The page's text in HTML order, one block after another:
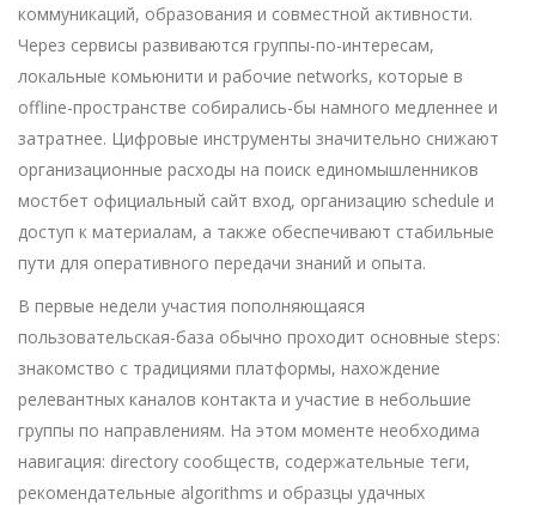
коммуникаций, образования и совместной активности.
Через сервисы развиваются группы-по-интересам,
локальные комьюнити и рабочие networks, которые в
offline-пространстве собирались-бы намного медленнее и
затратнее. Цифровые инструменты значительно снижают
организационные расходы на поиск единомышленников
мостбет официальный сайт вход, организацию schedule и
доступ к материалам, а также обеспечивают стабильные
пути для оперативного передачи знаний и опыта.
В первые недели участия пополняющаяся
пользовательская-база обычно проходит основные steps:
знакомство с традициями платформы, нахождение
релевантных каналов контакта и участие в небольшие
группы по направлениям. На этом моменте необходима
навигация: directory сообществ, содержательные теги,
рекомендательные algorithms и образцы удачных